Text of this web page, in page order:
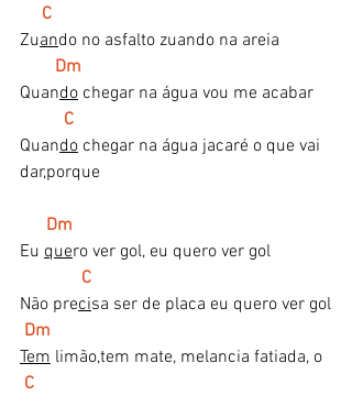
  C
Zuando no asfalto zuando na areia
Dm
Quando chegar na água vou me acabar
C
Quando chegar na água jacaré o que vai
dar,porque
Dm
Eu quero ver gol, eu quero ver gol
C
Não precisa ser de placa eu quero ver gol
Dm
Tem limão,tem mate, melancia fatiada, o
C